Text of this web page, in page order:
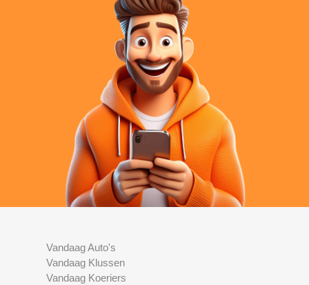
Vandaag Auto's
Vandaag Klussen
Vandaag Koeriers